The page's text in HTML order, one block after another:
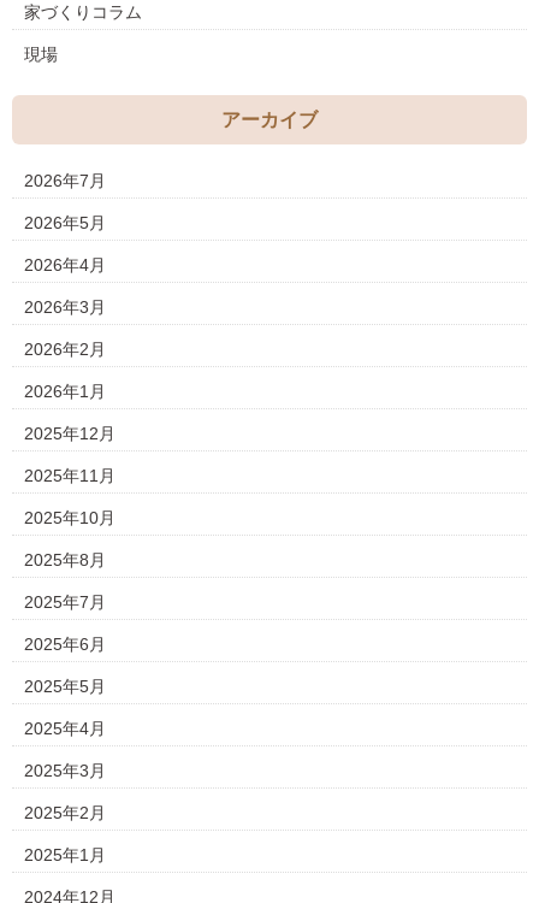
家づくりコラム
現場
アーカイブ
2026年7月
2026年5月
2026年4月
2026年3月
2026年2月
2026年1月
2025年12月
2025年11月
2025年10月
2025年8月
2025年7月
2025年6月
2025年5月
2025年4月
2025年3月
2025年2月
2025年1月
2024年12月